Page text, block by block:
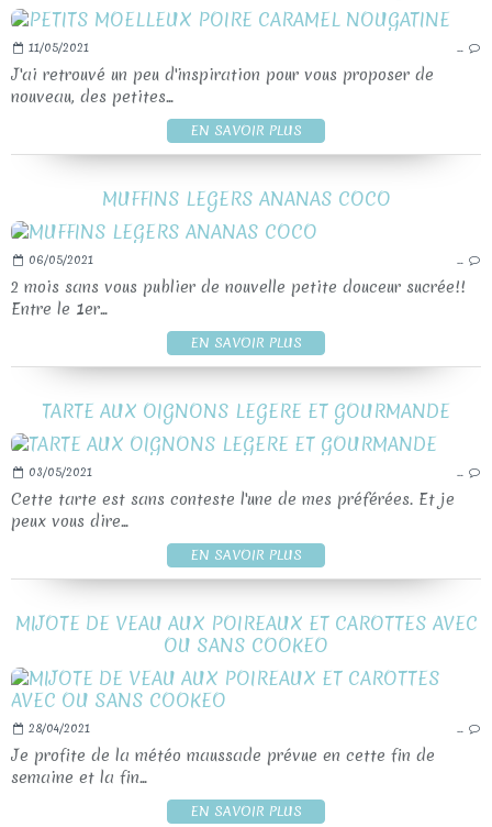
11/05/2021 …
J'ai retrouvé un peu d'inspiration pour vous proposer de
nouveau, des petites...
EN SAVOIR PLUS
MUFFINS LEGERS ANANAS COCO
06/05/2021 …
2 mois sans vous publier de nouvelle petite douceur sucrée!!
Entre le 1er...
EN SAVOIR PLUS
TARTE AUX OIGNONS LEGERE ET GOURMANDE
03/05/2021 …
Cette tarte est sans conteste l'une de mes préférées. Et je
peux vous dire...
EN SAVOIR PLUS
MIJOTE DE VEAU AUX POIREAUX ET CAROTTES AVEC
OU SANS COOKEO
28/04/2021 …
Je profite de la météo maussade prévue en cette fin de
semaine et la fin...
EN SAVOIR PLUS